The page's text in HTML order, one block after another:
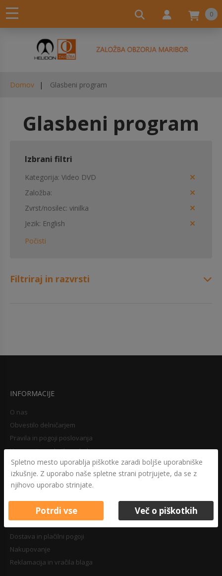
0
Domov Glasbeni program
Glasbeni program
Izbrani filtri
Kategorija Video DVD
Založba
Zvrst/nosilec vinilka
Jezik English
Počisti
Filtriraj in razvrsti
INFORMACIJE
O nas
Obvestilo delničarjem
Pravila in pogoji poslovanja
Varovanje osebnih podatkov
Druga določila
Pravilnik o zasebnosti
Pravno obvestilo
Dostava in plačilni pogoji
Nakupovanje
Reklamacija in vračila blaga
Spletno mesto uporablja piškotke zaradi boljše uporabniške
izkušnje. Z uporabo naše spletne strani potrjujete, da se z
njihovo uporabo strinjate.
Potrdi vse Več o piškotkih